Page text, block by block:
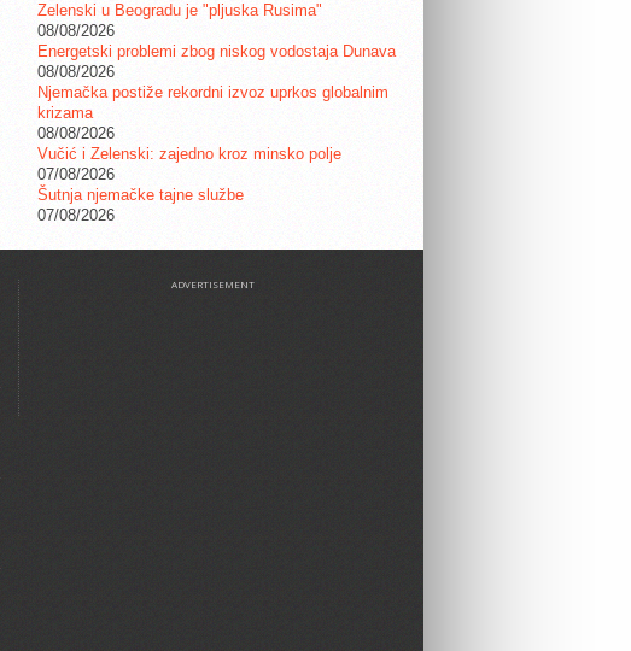
Zelenski u Beogradu je "pljuska Rusima"
08/08/2026
Energetski problemi zbog niskog vodostaja Dunava
08/08/2026
Njemačka postiže rekordni izvoz uprkos globalnim
krizama
08/08/2026
Vučić i Zelenski: zajedno kroz minsko polje
07/08/2026
Šutnja njemačke tajne službe
07/08/2026
ADVERTISEMENT